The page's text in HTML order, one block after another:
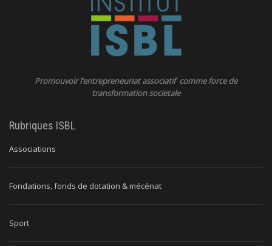
Promouvoir l’entrepreneuriat associatif comme force de
transformation societale
Rubriques ISBL
Associations
Fondations, fonds de dotation & mécénat
Sport